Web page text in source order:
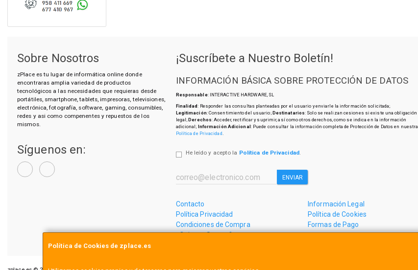
Política de Cookies de zplace.es
Sobre Nosotros
zPlace es tu lugar de informática online donde
encontraras amplia variedad de productos
tecnológicos a las necesidades que requieras desde
portátiles, smartphone, tablets, impresoras, televisiones,
electrónica, fotografía, software, gaming, consumibles,
redes y asi como compenentes y repuestos de los
mismos.
Síguenos en:
¡Suscríbete a Nuestro Boletín!
INFORMACIÓN BÁSICA SOBRE PROTECCIÓN DE DATOS
Responsable: INTERACTIVE HARDWARE, SL
Finalidad: Responder las consultas planteadas por el usuario y enviarle la información solicitada;
Legitimación: Consentimiento del usuario;Destinatarios: Solo se realizan cesiones si existe una obligación
legal;Derechos: Acceder, rectificar y suprimir, así como otros derechos, como se indica en la información
adicional; Información Adicional: Puede consultar la información completa de Protección de Datos en nuestra
Política de Privacidad
He leído y acepto la Política de Privacidad.
ENVIAR
Contacto
Información Legal
Política Privacidad
Política de Cookies
Condiciones de Compra
Formas de Pago
¿Quienes Somos?